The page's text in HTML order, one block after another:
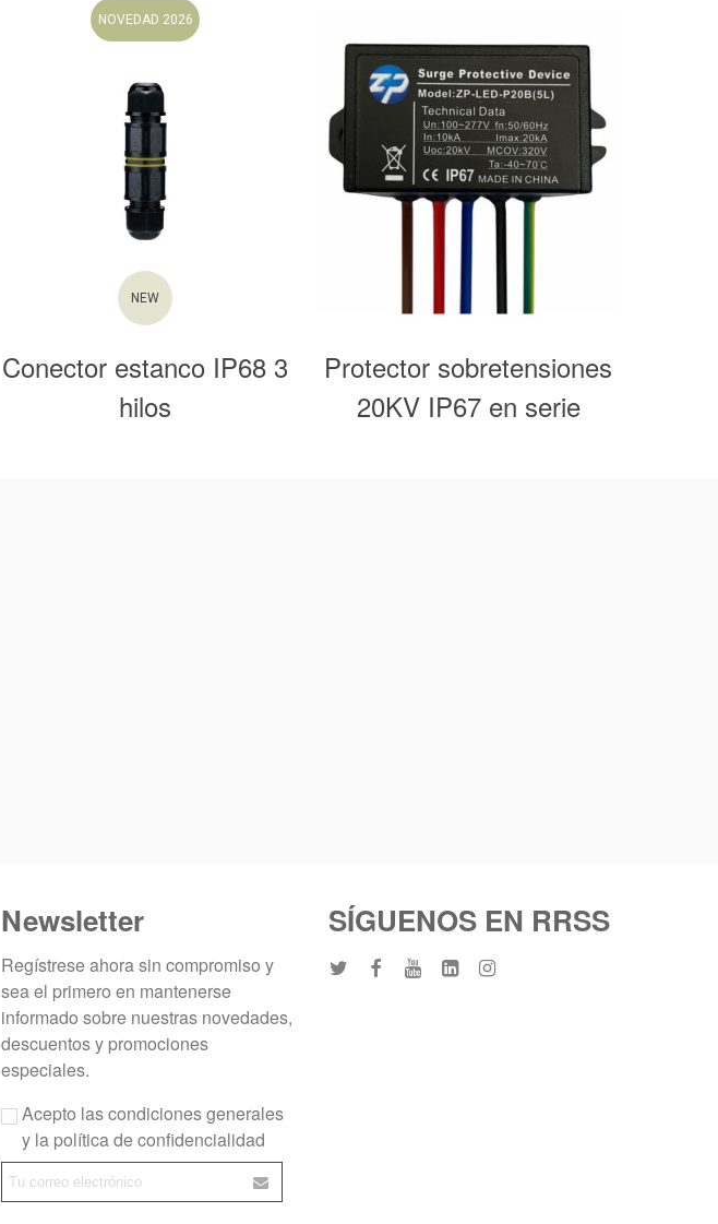
NOVEDAD 2026
NEW
Conector estanco IP68 3
hilos
Protector sobretensiones
20KV IP67 en serie
Newsletter
Regístrese ahora sin compromiso y
sea el primero en mantenerse
informado sobre nuestras novedades,
descuentos y promociones
especiales.
Acepto las condiciones generales
y la política de confidencialidad
SÍGUENOS EN RRSS